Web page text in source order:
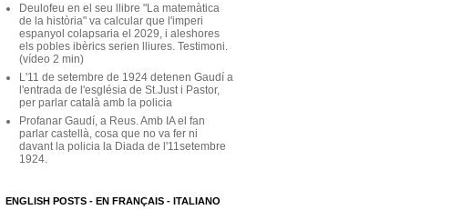
Deulofeu en el seu llibre "La matemàtica
de la història" va calcular que l'imperi
espanyol colapsaria el 2029, i aleshores
els pobles ibèrics serien lliures. Testimoni.
(vídeo 2 min)
L'11 de setembre de 1924 detenen Gaudí a
l'entrada de l'església de St.Just i Pastor,
per parlar català amb la policia
Profanar Gaudí, a Reus. Amb IA el fan
parlar castellà, cosa que no va fer ni
davant la policia la Diada de l'11setembre
1924.
ENGLISH POSTS - EN FRANÇAIS - ITALIANO